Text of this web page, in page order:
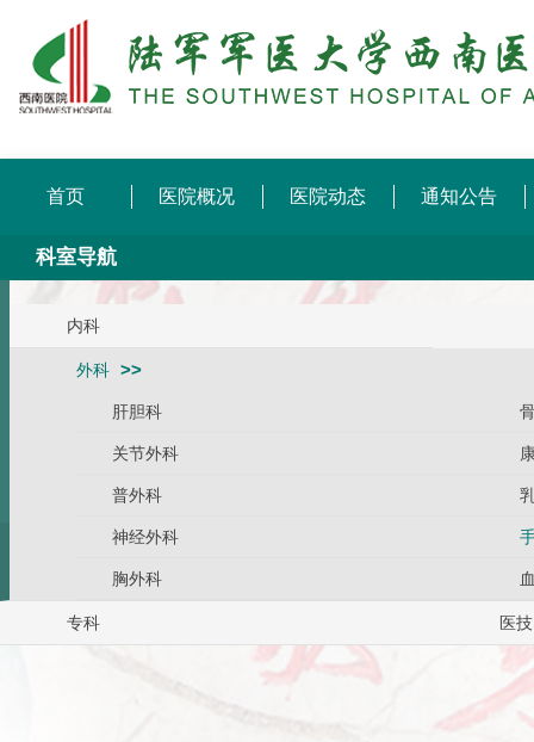
首页 医院概况 医院动态 通知公告
科室导航
内科
外科
肝胆科
关节外科
普外科
神经外科
胸外科
专科 医技